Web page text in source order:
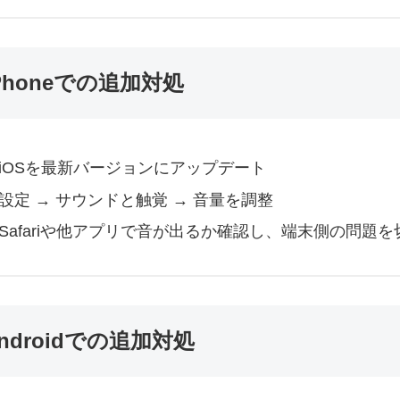
での追加対処
を最新バージョンにアップデート
定 → サウンドと触覚 → 音量を調整
や他アプリで音が出るか確認し、端末側の問題を
での追加対処